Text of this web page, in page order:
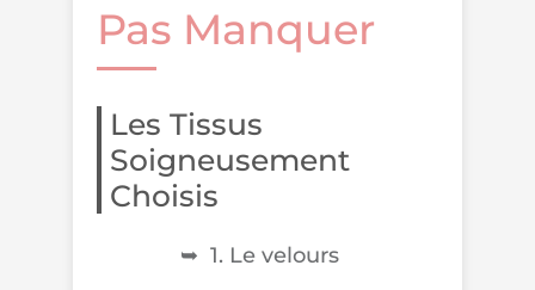
Pas Manquer
Les Tissus
Soigneusement
Choisis
1. Le velours